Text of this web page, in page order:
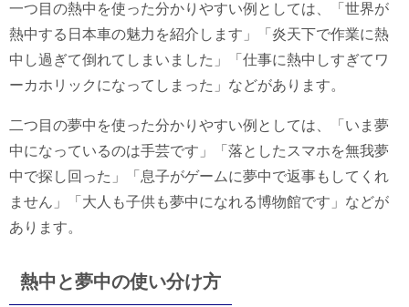
一つ目の熱中を使った分かりやすい例としては、「世界が
熱中する日本車の魅力を紹介します」「炎天下で作業に熱
中し過ぎて倒れてしまいました」「仕事に熱中しすぎてワ
ーカホリックになってしまった」などがあります。
二つ目の夢中を使った分かりやすい例としては、「いま夢
中になっているのは手芸です」「落としたスマホを無我夢
中で探し回った」「息子がゲームに夢中で返事もしてくれ
ません」「大人も子供も夢中になれる博物館です」などが
あります。
熱中と夢中の使い分け方